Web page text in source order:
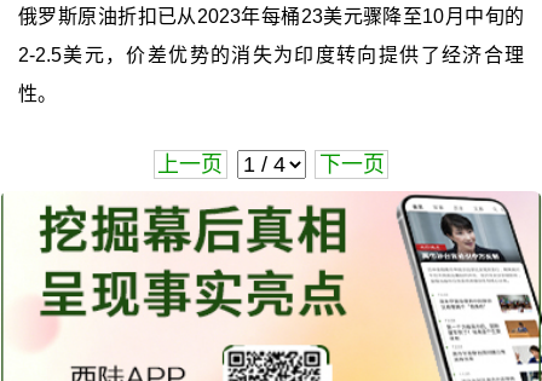
俄罗斯原油折扣已从2023年每桶23美元骤降至10月中旬的
2-2.5美元，价差优势的消失为印度转向提供了经济合理
性。
上一页 下一页